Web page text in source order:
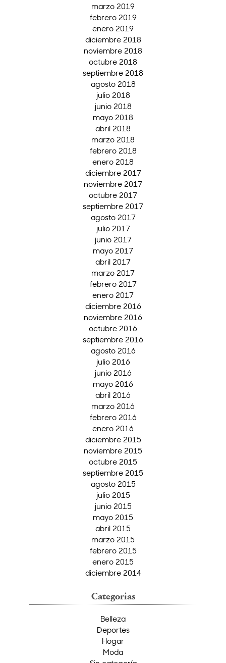
marzo 2019
febrero 2019
enero 2019
diciembre 2018
noviembre 2018
octubre 2018
septiembre 2018
agosto 2018
julio 2018
junio 2018
mayo 2018
abril 2018
marzo 2018
febrero 2018
enero 2018
diciembre 2017
noviembre 2017
octubre 2017
septiembre 2017
agosto 2017
julio 2017
junio 2017
mayo 2017
abril 2017
marzo 2017
febrero 2017
enero 2017
diciembre 2016
noviembre 2016
octubre 2016
septiembre 2016
agosto 2016
julio 2016
junio 2016
mayo 2016
abril 2016
marzo 2016
febrero 2016
enero 2016
diciembre 2015
noviembre 2015
octubre 2015
septiembre 2015
agosto 2015
julio 2015
junio 2015
mayo 2015
abril 2015
marzo 2015
febrero 2015
enero 2015
diciembre 2014
Categorías
Belleza
Deportes
Hogar
Moda